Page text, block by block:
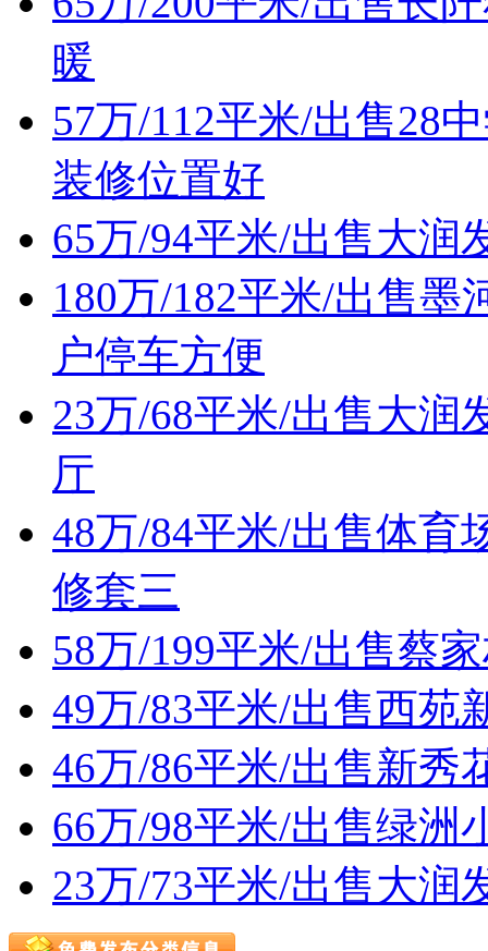
暖
57万/112平米/出售28
装修位置好
65万/94平米/出售大润
180万/182平米/出售
户停车方便
23万/68平米/出售大润
厅
48万/84平米/出售体育
修套三
58万/199平米/出售蔡
49万/83平米/出售西苑
46万/86平米/出售新秀
66万/98平米/出售绿洲
23万/73平米/出售大润